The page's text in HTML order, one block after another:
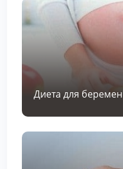
Диета для